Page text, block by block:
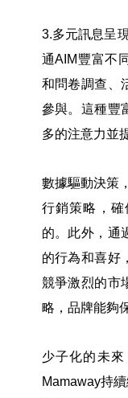
3.多元訊息呈
通AIM豐富不
和問卷調查、
參與。這種豐
多的注意力並
數據驅動決策
行銷策略，
的。此外，通
的行為和喜好
競爭激烈的市
略，品牌能夠
少子化的未
Mamaway持